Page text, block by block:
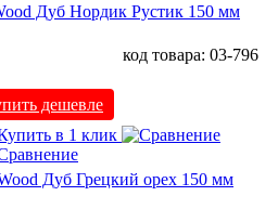
Дуб Нордик Рустик 150 мм
код товара: 03-796
дешевле
в 1 клик